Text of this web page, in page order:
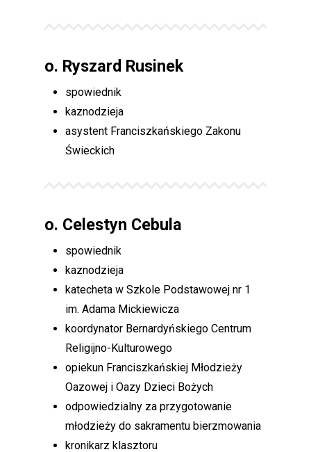
o. Ryszard Rusinek
spowiednik
kaznodzieja
asystent Franciszkańskiego Zakonu
Świeckich
o. Celestyn Cebula
spowiednik
kaznodzieja
katecheta w Szkole Podstawowej nr 1
im. Adama Mickiewicza
koordynator Bernardyńskiego Centrum
Religijno-Kulturowego
opiekun Franciszkańskiej Młodzieży
Oazowej i Oazy Dzieci Bożych
odpowiedzialny za przygotowanie
młodzieży do sakramentu bierzmowania
kronikarz klasztoru